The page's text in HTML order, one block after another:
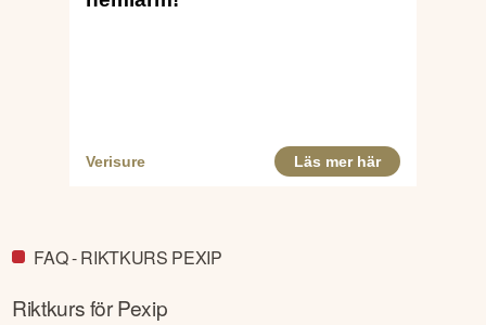
FAQ - RIKTKURS PEXIP
Riktkurs förPexip